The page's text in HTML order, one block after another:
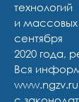
технологий
и
сентября
2020 года,
Вся